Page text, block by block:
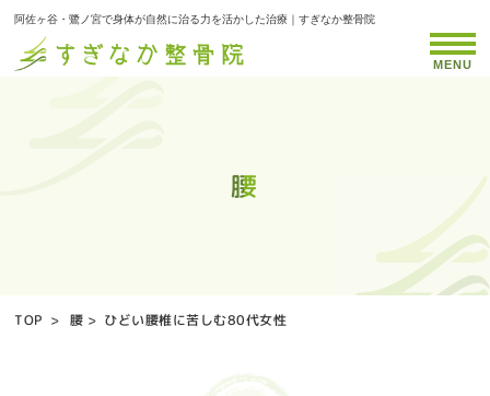
阿佐ヶ谷・鷺ノ宮で身体が自然に治る力を活かした治療｜すぎなか整骨院
腰
腰
腰
腰
腰
腰
腰
腰
腰
MENU
TOP > 腰 > ひどい腰椎に苦しむ80代女性